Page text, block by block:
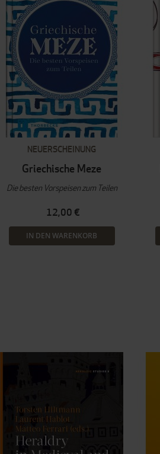
NEUERSCHEINUNG
Griechische Meze
Die besten Vorspeisen zum Teilen
12,00 €
IN DEN WARENKORB